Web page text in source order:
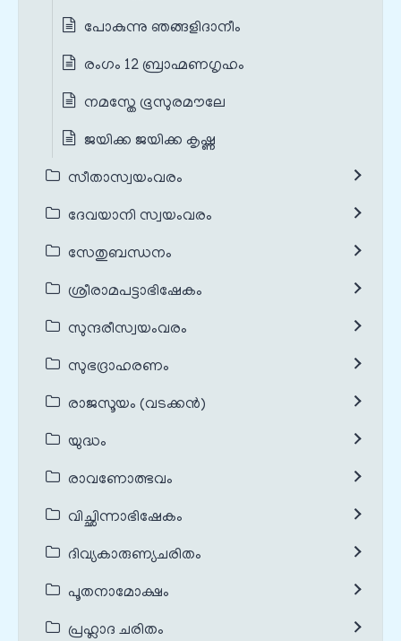
പോകുന്നു ഞങ്ങളിദാനീം
രംഗം 12 ബ്രാഹ്മണഗൃഹം
നമസ്തേ ഭൂസുരമൗലേ
ജയിക്ക ജയിക്ക കൃഷ്ണ
സീതാസ്വയംവരം
ദേവയാനി സ്വയംവരം
സേതുബന്ധനം
ശ്രീരാമപട്ടാഭിഷേകം
സുന്ദരീസ്വയംവരം
സുഭദ്രാഹരണം
രാജസൂയം (വടക്കൻ)
യുദ്ധം
രാവണോത്ഭവം
വിച്ഛിന്നാഭിഷേകം
ദിവ്യകാരുണ്യചരിതം
പൂതനാമോക്ഷം
പ്രഹ്ലാദ ചരിതം